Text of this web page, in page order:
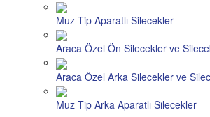
Muz Tip Aparatlı Silecekler
Araca Özel Ön Silecekler ve
Araca Özel Arka Silecekler ve
Muz Tip Arka Aparatlı Silecekler